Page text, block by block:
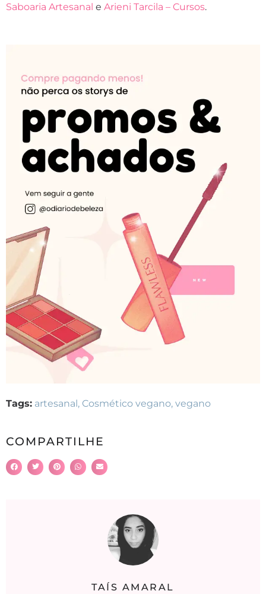
Saboaria Artesanal e Arieni Tarcila – Cursos.
Tags: artesanal , Cosmético vegano, vegano
COMPARTILHE
TAÍS AMARAL